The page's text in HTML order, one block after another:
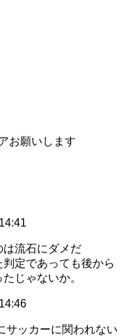
お願いします
は流石にダメだ
定であっても後から
じゃないか。
サッカーに関われない